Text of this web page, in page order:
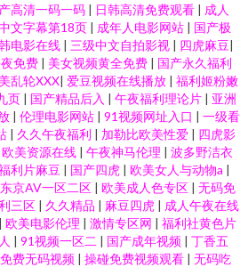
高清一码一码 | 日韩高清免费观看 | 成人
文字幕第18页 | 成年人电影网站 | 国产极
电影在线 | 三级中文自拍影视 | 四虎麻豆|
免费 | 美女视频黄全免费 | 国产永久福利
乱轮XXX| 爱豆视频在线播放 | 福利姬粉嫩
页 | 国产精品后入 | 午夜福利理论片 | 亚洲
| 伦理电影网站 | 91视频网址入口 | 一级看
| 久久午夜福利 | 加勒比欧美性爱 | 四虎影
欧美资源在线 | 午夜神马伦理 | 波多野洁衣
利片麻豆 | 国产四虎 | 欧美女人与动物a |
东京AV一区二区 | 欧美成人色专区 | 无码免
三区 | 久久精品 | 麻豆四虎 | 成人午夜在线
| 欧美电影伦理 | 激情专区网 | 福利社黄色片
| 91视频一区二 | 国产成年视频 | 丁香五
费无码视频 | 操碰免费视频观看 | 无码吃